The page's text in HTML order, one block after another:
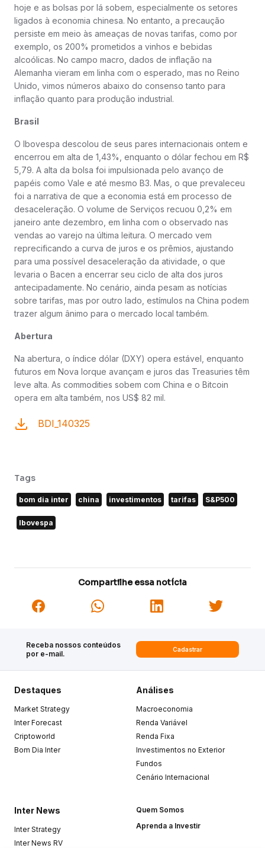
hoje e as bolsas por lá sobem, especialmente os setores
ligados à economia chinesa. No entanto, a precaução
persiste em meio às ameaças de novas tarifas, como por
exemplo, os 200% prometidos a vinhos e bebidas
alcoólicas. No campo macro, dados de inflação na
Alemanha vieram em linha com o esperado, mas no Reino
Unido, vimos números abaixo do consenso tanto para
inflação quanto para produção industrial.
Brasil
O Ibovespa descolou de seus pares internacionais ontem e
encerrou em alta de 1,43%, enquanto o dólar fechou em R$
5,79. A alta da bolsa foi impulsionada pelo avanço de
papéis como Vale e até mesmo B3. Mas, o que prevaleceu
foi a narrativa de que a economia está em processo de
desaceleração. O volume de Serviços recuou 0,2% em
janeiro ante dezembro, em linha com o observado nas
vendas ao varejo na última leitura. O mercado vem
reprecificando a curva de juros e os prêmios, ajustando
para uma possível desaceleração da atividade, o que
levaria o Bacen a encerrar seu ciclo de alta dos juros
antecipadamente. No cenário, ainda pesam as notícias
sobre tarifas, mas por outro lado, estímulos na China podem
trazer algum ânimo para o mercado local também.
Abertura
Na abertura, o índice dólar (DXY) opera estável, enquanto
futuros em Nova Iorque avançam e juros das Treasuries têm
leve alta. As commodities sobem com China e o Bitcoin
opera em alta também, nos US$ 82 mil.
BDI_140325
Tags
bom dia inter china investimentos tarifas S&P500
Ibovespa
Compartilhe essa notícia
Receba nossos conteúdos
por e-mail.
Cadastrar
Destaques
Market Strategy
Inter Forecast
Criptoworld
Bom Dia Inter
Análises
Macroeconomia
Renda Variável
Renda Fixa
Investimentos no Exterior
Fundos
Cenário Internacional
Inter News
Inter Strategy
Inter News RV
Quem Somos
Aprenda a Investir